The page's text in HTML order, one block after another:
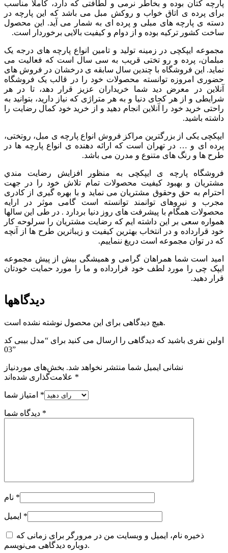
پارچه کتان بوده و بخاطر نرمی و لطافتی که دارد، کاملا مناسب
برای پرده ی اتاق خواب و روکش مبل می باشد که این پارچه در
دسته ی پارچه های مبلی و پرده ای به شمار می آید. این محصول
ساخت کشور ترکیه بوده و از دوام و کیفیت بالایی برخوردار است.
مجموعه ایپکچی در زمینه تولید و تامین انواع پارچه های درجه یک
مبلمان، پرده و رو تختی قریب به سی سال است که فعالیت می
نماید. این فروشگاه با چندین سال سابقه ی درخشان در فروش های
حضوری امروزه توانسته محصولات خود را در قالب یک فروشگاه
آنلاین در معرض دید شما خریداران عزیز قرار دهد، تا در هر
شرایطی و از هر کجای دنیا و به هر متراژی که نیاز دارید، بتوانید به
راحتی خرید خود را آنلاین انجام دهید و از خرید خود کمال رضایت را
داشته باشید.
ایپکچی یکی از بزرگترین مراکز فروش انواع پارچه ی مبل، روتختی،
پرده ای و … در تهران است که ارائه دهنده ی انواع پارچه ها در
طرح ها و رنگ های متنوع و مدرن می باشد.
فروشگاه پارچه ی ایپکچی به منظور افزايش رضايت مندي
مشتريان و بهبود کيفيت محصولات تمام تلاش خود را در جهت
احترام به حق وحقوق مشتريان می نماید و با بهره گیری از کادری
مجرب و نیروهای توانمند توانسته است گامی موثر در ارايه
محصولات همگام با پیشرفت های روز دنیا بردارد . در طی این سالها
همواره سعی بر این داشته ایم که رضایت مشتریان را سرلوحه کار
خود قرارداده و در انتخاب بهترین کیفیت و زیباترین طرح ها از آنچه
که در توان مجموعه است دریغ ننماییم.
امید است شما همراهان گرامی و همیشگی بیش از پیش مجموعه
ایپک چی را مورد لطف خود قرارداده و ما را مورد حمایت خودتان
قرار دهید.
دیدگاهها
هیچ دیدگاهی برای این محصول نوشته نشده است.
اولین نفری باشید که دیدگاهی را ارسال می کنید برای “مدل بیبی کد
03”
نشانی ایمیل شما منتشر نخواهد شد. بخش‌های موردنیاز
*
*
*
*
*
ذخیره نام، ایمیل و وبسایت من در مرورگر برای زمانی که
دوباره دیدگاهی می‌نویسم.